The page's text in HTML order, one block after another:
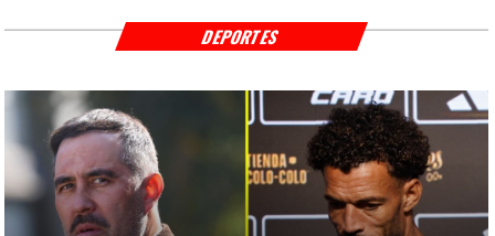
DEPORTES